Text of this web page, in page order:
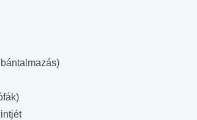
bántalmazás)